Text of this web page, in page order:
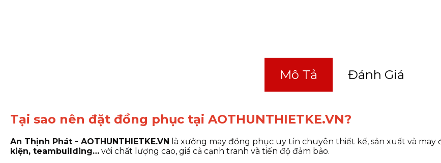
Mô Tả Đánh Giá
Tại sao nên đặt đồng phục tại AOTHUNTHIETKE.VN?
An Thịnh Phát - AOTHUNTHIETKE.VN là xưởng may đồng phục uy tín chuyên thiết kế, sản xuất và may
kiện, teambuilding… với chất lượng cao, giá cả cạnh tranh và tiến độ đảm bảo.